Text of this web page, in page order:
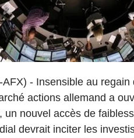
- Insensible au regain
actions allemand a
un nouvel accès de
devrait inciter les